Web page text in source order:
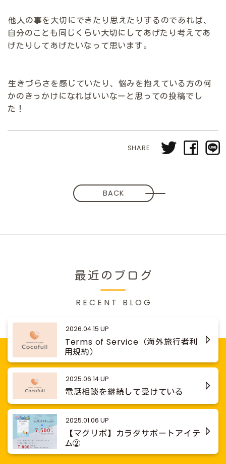
他人の事を大切にできたり思えたりするのであれば、
自分のことも同じくらい大切にしてあげたり考えてあ
げたりしてあげたいなって思います。
生きづらさを感じていたり、悩みを抱えている方の何
かのきっかけになればいいなーと思っての投稿でし
た！
SHARE
BACK
最近のブログ
RECENT BLOG
2026.04.15 UP
Terms of Service（海外旅行者利
用規約）
2025.06.14 UP
電話相談を継続して受けている
2025.01.06 UP
【マグリポ】カラダサポートアイテ
ム②